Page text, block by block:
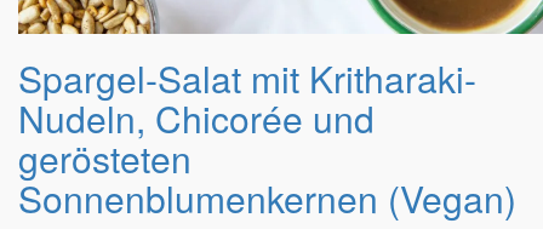
Spargel-Salat mit Kritharaki-
Nudeln, Chicorée und
gerösteten
Sonnenblumenkernen (Vegan)